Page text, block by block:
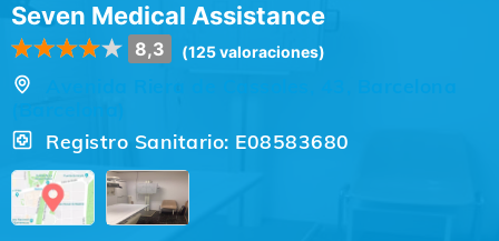
Seven Medical Assistance
8,3 (125 valoraciones)
Registro Sanitario: E08583680